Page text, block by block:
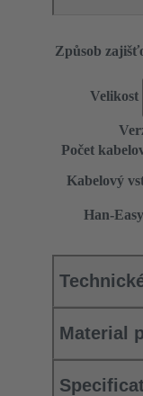
Způsob
Velikost
Počet
Kabelový
Han-
Material